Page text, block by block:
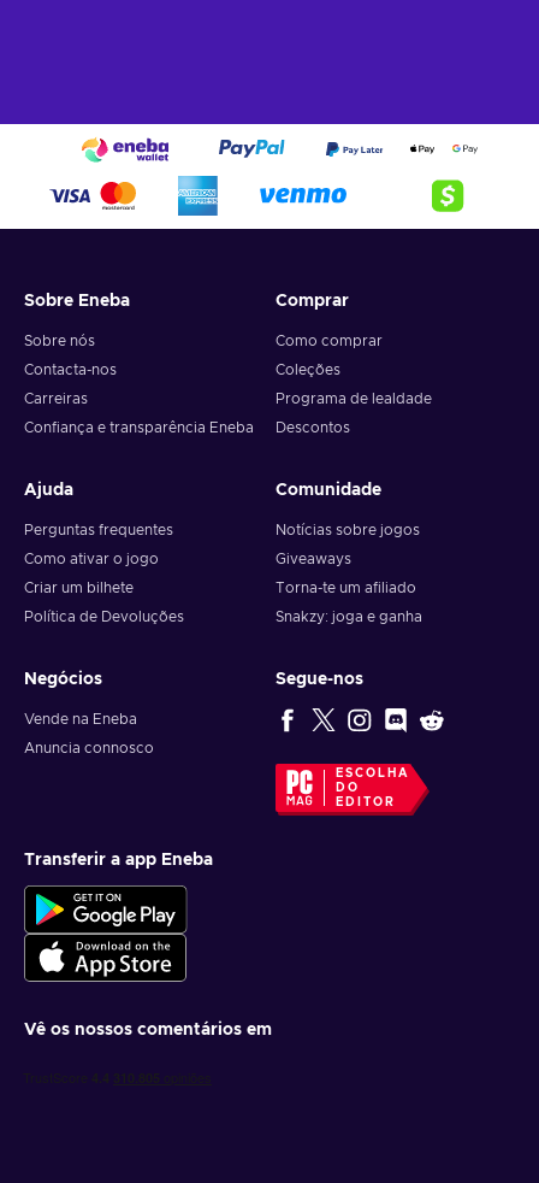
Sobre Eneba
Sobre nós
Contacta-nos
Carreiras
Confiança e transparência Eneba
Comprar
Como comprar
Coleções
Programa de lealdade
Descontos
Ajuda
Perguntas frequentes
Como ativar o jogo
Criar um bilhete
Política de Devoluções
Comunidade
Notícias sobre jogos
Giveaways
Torna-te um afiliado
Snakzy: joga e ganha
Negócios
Vende na Eneba
Anuncia connosco
Segue-nos
ESCOLHA
DO
EDITOR
Transferir a app Eneba
Vê os nossos comentários em